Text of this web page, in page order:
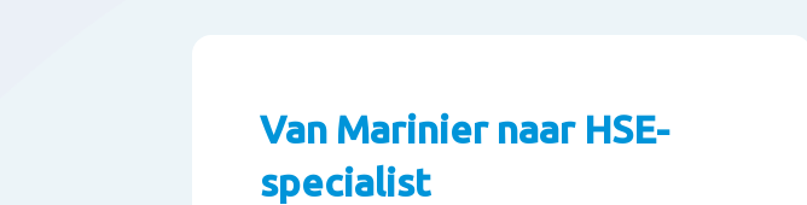
Van Marinier naar HSE-
specialist